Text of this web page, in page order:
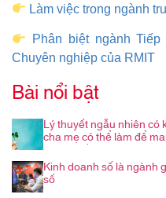
Làm việc trong ngành
Phân biệt ngành
Chuyên nghiệp của RMIT
Bài nổi bật
Lý thuyết ngẫu nhiên
cha mẹ có thể làm để
trình nghề nghiệp
Kinh doanh số là ngành
số